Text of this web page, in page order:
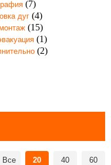
(7)
дуг(4)
(15)
(1)
(2)
Все 20 40 60